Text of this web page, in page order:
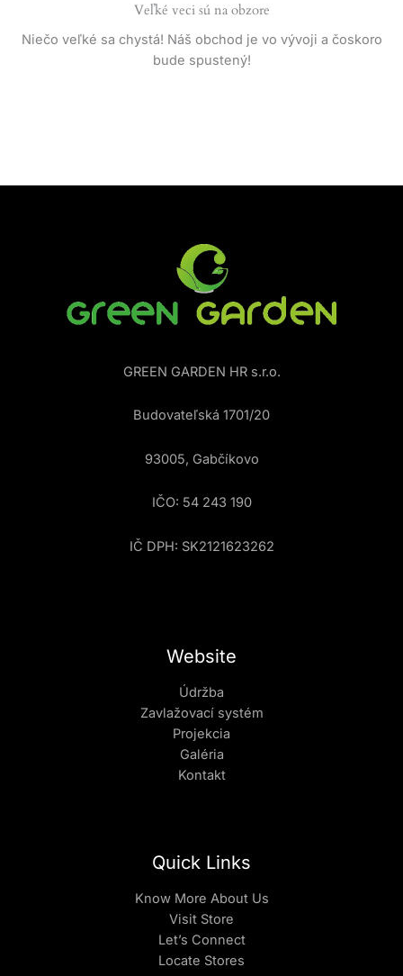
Veľké veci sú na obzore
Niečo veľké sa chystá! Náš obchod je vo vývoji a čoskoro
bude spustený!
GREEN GARDEN HR s.r.o.
Budovateľská 1701/20
93005, Gabčíkovo
IČO: 54 243 190
IČ DPH: SK2121623262
Website
Údržba
Zavlažovací systém
Projekcia
Galéria
Kontakt
Quick Links
Know More About Us
Visit Store
Let’s Connect
Locate Stores